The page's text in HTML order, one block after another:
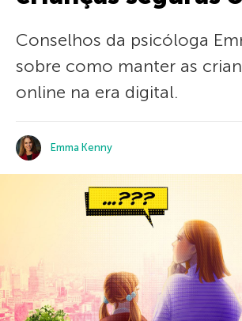
Conselhos da psicóloga
sobre como manter as
online na era digital.
Emma Kenny